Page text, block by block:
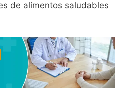
de alimentos saludables